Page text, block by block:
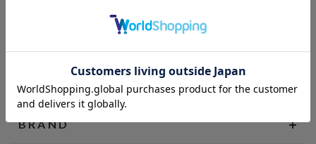
BRAND